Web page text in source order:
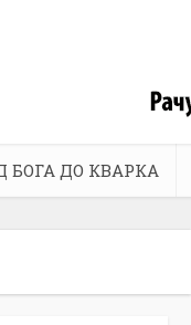
БОГА ДО КВАРКА